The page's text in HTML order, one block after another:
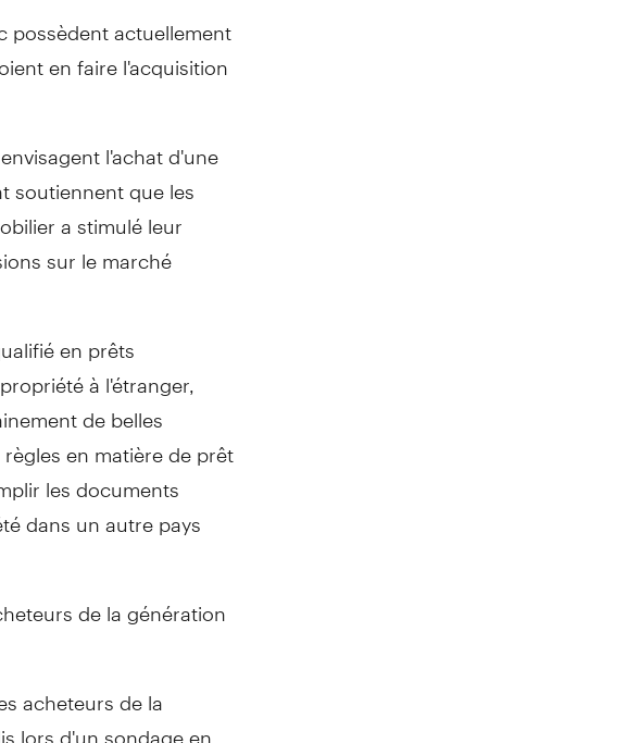
actuellement
en faire l'acquisition
l'achat d'une
soutiennent que les
a stimulé leur
sur le marché
en prêts
à l'étranger,
de belles
en matière de prêt
les documents
dans un autre pays
de la génération
acheteurs de la
lors d'un sondage en